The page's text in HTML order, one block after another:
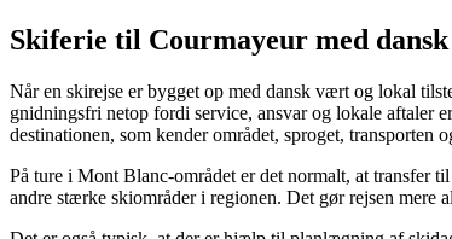
Skiferie til Courmayeur med
Når en skirejse er bygget op med dansk vært og lokal
gnidningsfri netop fordi service, ansvar og lokale aftaler
destinationen, som kender området, sproget, transporten
På ture i Mont Blanc-området er det normalt, at transfer
andre stærke skiområder i regionen. Det gør rejsen